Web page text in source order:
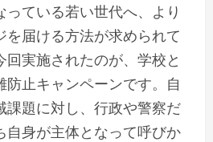
っている若い世代へ、より
を届ける方法が求められて
回実施されたのが、学校と
止キャンペーンです。自
課題に対し、行政や警察だ
自身が主体となって呼びか